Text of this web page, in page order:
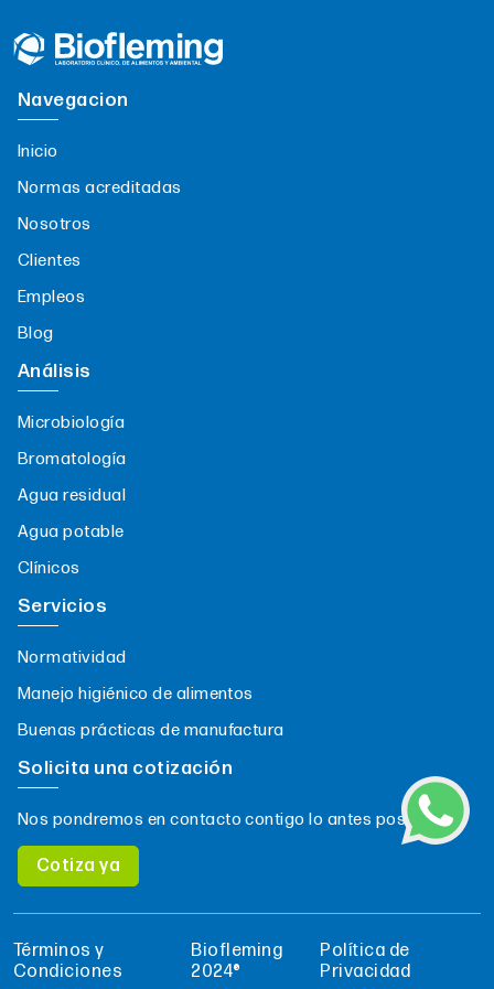
Navegacion
Inicio
Normas acreditadas
Nosotros
Clientes
Empleos
Blog
Análisis
Microbiología
Bromatología
Agua residual
Agua potable
Clínicos
Servicios
Normatividad
Manejo higiénico de alimentos
Buenas prácticas de manufactura
Solicita una cotización
Nos pondremos en contacto contigo lo antes posible.
Cotiza ya
Términos y
Condiciones
Biofleming
2024®
Política de
Privacidad